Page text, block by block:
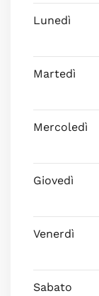
Lunedì
Martedì
Mercoledì
Giovedì
Venerdì
Sabato